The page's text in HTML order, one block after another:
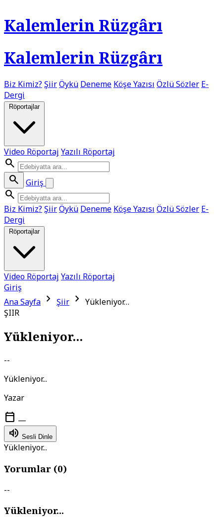
Kalemlerin Rüzgârı
Kalemlerin Rüzgârı
Biz Kimiz? ŞiirÖykü Deneme Köşe Yazısı Özlü Sözler E-
Dergi
Röportajlar
Video Röportaj Yazılı Röportaj
search
search
Giriş
search
Biz Kimiz? ŞiirÖykü Deneme Köşe Yazısı Özlü Sözler E-
Dergi
Röportajlar
Video Röportaj Yazılı Röportaj
Giriş
Ana Sayfa chevron_right Şiir chevron_right Yükleniyor…
ŞIIR
Yükleniyor...
--
Yükleniyor...
Yazar
calendar_today —
volume_up Sesli Dinle
Yükleniyor...
Yorumlar (0)
--
Yükleniyor...